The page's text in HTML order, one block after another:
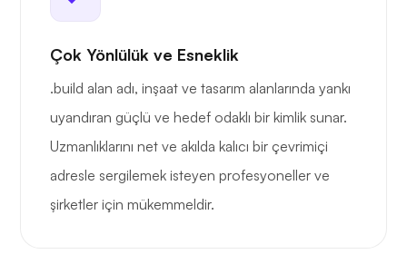
Çok Yönlülük ve Esneklik
.build alan adı, inşaat ve tasarım alanlarında yankı
uyandıran güçlü ve hedef odaklı bir kimlik sunar.
Uzmanlıklarını net ve akılda kalıcı bir çevrimiçi
adresle sergilemek isteyen profesyoneller ve
şirketler için mükemmeldir.